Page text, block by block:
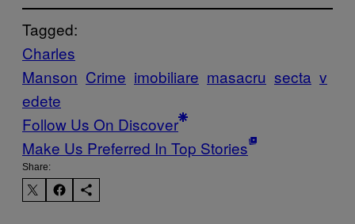
Tagged:
Charles
Manson Crime imobiliare masacru secta v
edete
Follow Us On Discover
Make Us Preferred In Top Stories
Share: